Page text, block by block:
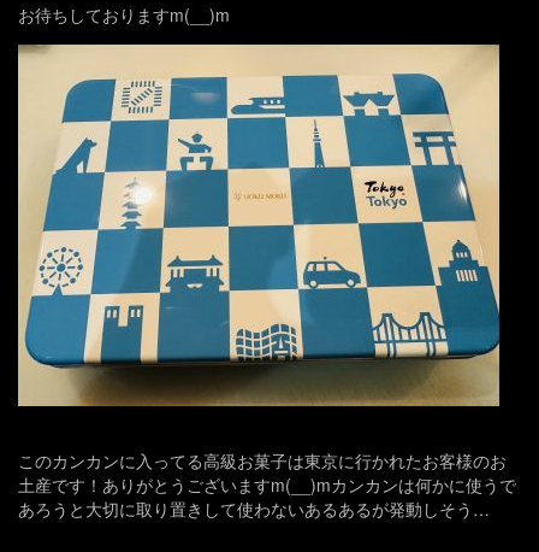
お待ちしておりますm(__)m
このカンカンに入ってる高級お菓子は東京に行かれたお客様のお
土産です！ありがとうございますm(__)mカンカンは何かに使うで
あろうと大切に取り置きして使わないあるあるが発動しそう…